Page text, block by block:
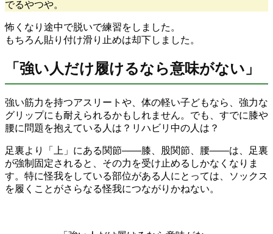
でるやつや。
怖くなり途中で脱いで練習をしました。
もちろん貼り付け滑り止めは却下しました。
「強い人だけ履けるなら意味がない」
強い筋力を持つアスリートや、体の軽い子どもなら、強力な
グリップにも耐えられるかもしれません。でも、すでに膝や
腰に問題を抱えている人は？リハビリ中の人は？
足裏より「上」にある関節——膝、股関節、腰——は、足裏
が強制固定されると、その力を受け止めるしかなくなりま
す。特に怪我をしている部位がある人にとっては、ソックス
を履くことがさらなる怪我につながりかねない。